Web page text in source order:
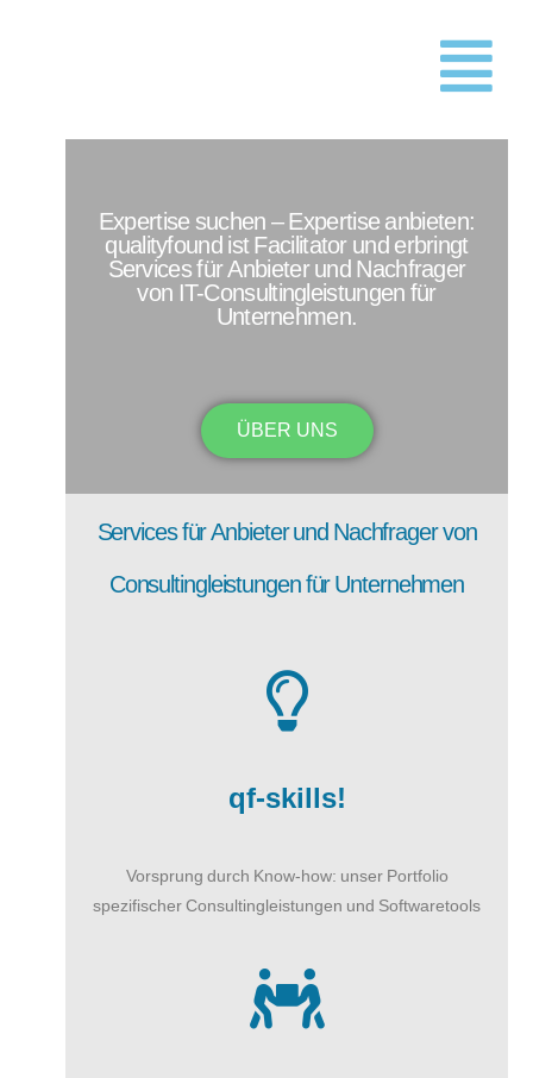
Expertise suchen – Expertise anbieten:
qualityfound ist Facilitator und erbringt
Services für Anbieter und Nachfrager
von IT-Consultingleistungen für
Unternehmen.
ÜBER UNS
Services für Anbieter und Nachfrager von
Consultingleistungen für Unternehmen
qf-skills!
Vorsprung durch Know-how: unser Portfolio
spezifischer Consultingleistungen und Softwaretools